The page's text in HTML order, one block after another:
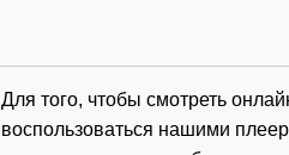
Для того, чтобы смотреть
воспользоваться нашими